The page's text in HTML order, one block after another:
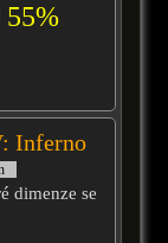
55%
Inferno
dimenze se